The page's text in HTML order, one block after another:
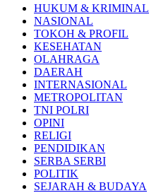
HUKUM & KRIMINAL
NASIONAL
TOKOH & PROFIL
KESEHATAN
OLAHRAGA
DAERAH
INTERNASIONAL
METROPOLITAN
TNI POLRI
OPINI
RELIGI
PENDIDIKAN
SERBA SERBI
POLITIK
SEJARAH & BUDAYA